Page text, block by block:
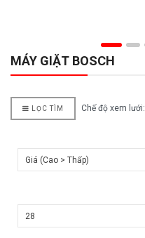
MÁY GIẶT BOSCH
LỌC TÌM Chế độ xem lưới: